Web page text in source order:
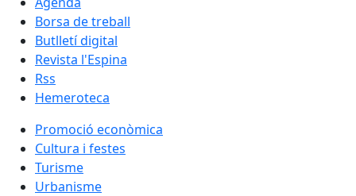
Borsa de treball
Butlletí digital
Revista l'Espina
Rss
Hemeroteca
Promoció econòmica
Cultura i festes
Turisme
Urbanisme